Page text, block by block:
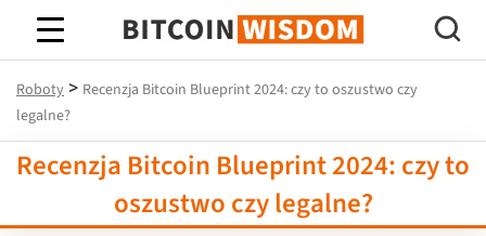
Mądrość Bitcoina
Roboty > Recenzja Bitcoin Blueprint 2024: czy to oszustwo czy
legalne?
Recenzja Bitcoin Blueprint 2024: czy to
oszustwo czy legalne?